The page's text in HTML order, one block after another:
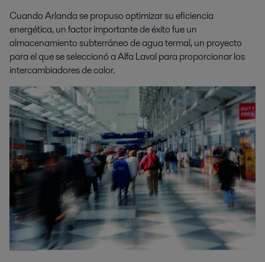
Cuando Arlanda se propuso optimizar su eficiencia
energética, un factor importante de éxito fue un
almacenamiento subterráneo de agua termal, un proyecto
para el que se seleccionó a Alfa Laval para proporcionar los
intercambiadores de calor.